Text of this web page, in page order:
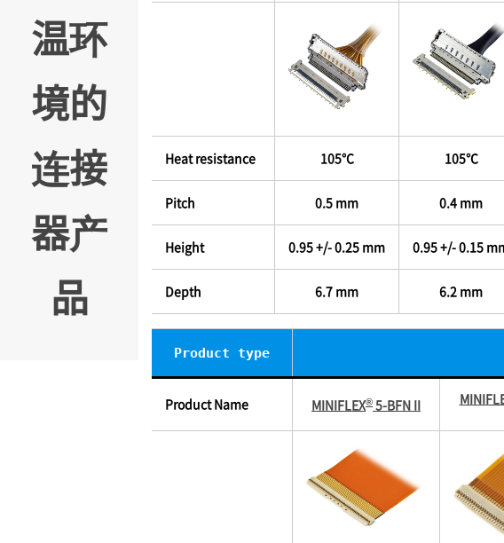
温环
境的
连接
器产
品
Heat resistance 105℃ 105℃
Pitch 0.5 mm 0.4 mm
Height 0.95 +/- 0.25 mm 0.95 +/- 0.15
Depth 6.7 mm 6.2 mm
Product type
Product Name MINIFLEX® 5-BFN II